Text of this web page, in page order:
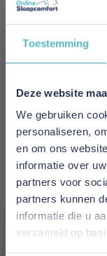
Toestemming
Deze website
We gebruiken
personaliseren,
en om ons
informatie over
partners voor
partners kunnen
informatie die u
verzameld op
Meld je nu aan
E-mailadres
This form is
Policy
Terms